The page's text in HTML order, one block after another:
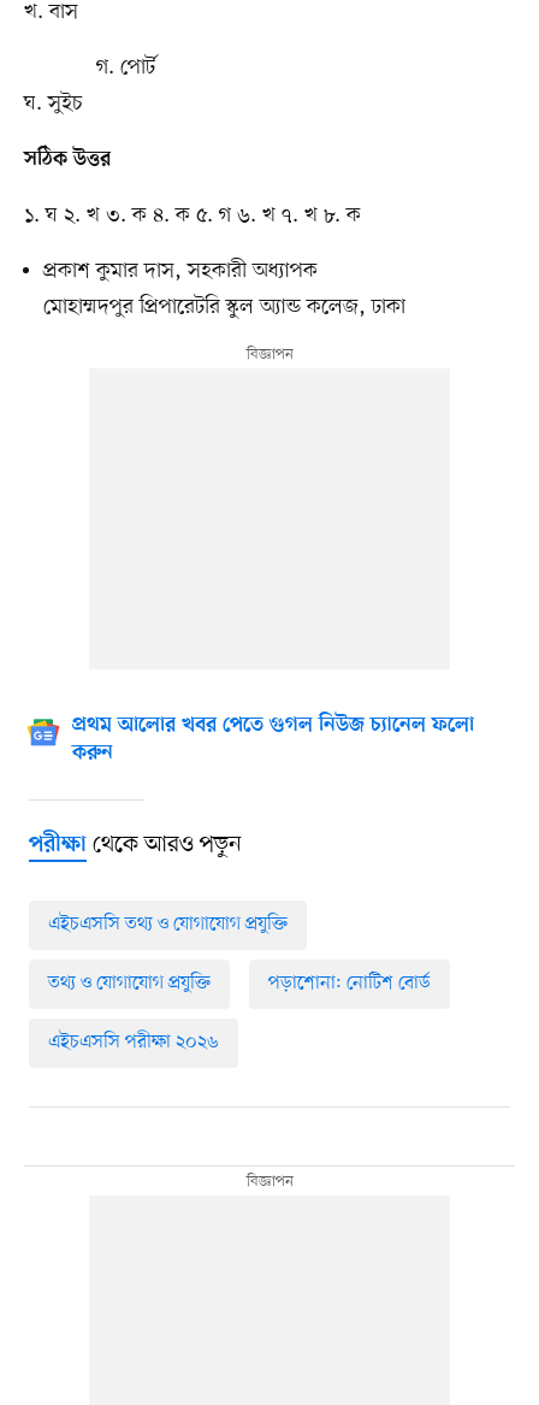
খ. বাস
গ. পোর্ট
ঘ. সুইচ
সঠিক উত্তর
১. ঘ ২. খ ৩. ক ৪. ক ৫. গ ৬. খ ৭. খ ৮. ক
প্রকাশ কুমার দাস, সহকারী অধ্যাপক
মোহাম্মদপুর প্রিপারেটরি স্কুল অ্যান্ড কলেজ, ঢাকা
প্রথম আলোর খবর পেতে গুগল নিউজ চ্যানেল ফলো
করুন
পরীক্ষাথেকে আরও পড়ুন
এইচএসসি তথ্য ও যোগাযোগ প্রযুক্তি
তথ্য ও যোগাযোগ প্রযুক্তি পড়াশোনা: নোটিশ বোর্ড
এইচএসসি পরীক্ষা ২০২৬